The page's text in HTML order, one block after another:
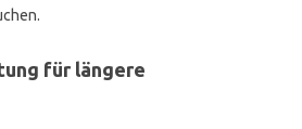
für längere